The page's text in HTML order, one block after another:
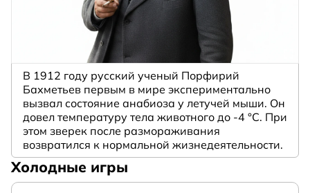
В 1912 году русский ученый Порфирий
Бахметьев первым в мире экспериментально
вызвал состояние анабиоза у летучей мыши. Он
довел температуру тела животного до -4 °C. При
этом зверек после размораживания
возвратился к нормальной жизнедеятельности.
Холодные игры